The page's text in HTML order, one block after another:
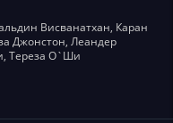
Висванатхан, Каран
Джонстон, Леандер
Тереза О`Ши